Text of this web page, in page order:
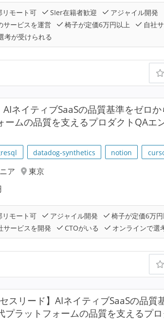
モート可 SIer在籍者歓迎
アジャイル開発
サービスを運営 椅子が定価6万円以上
自社
考が受けられる
AIネイティブSaaSの品質基準をゼロ
ームの品質を支えるプロダクトQAエ
datadog-synthetics notion
ア
東京
モート可 アジャイル開発
椅子が定価6万円
サービスを開発 CTOがいる オンラインで選
スリード】AIネイティブSaaSの品質
プラットフォームの品質を支えるプロ